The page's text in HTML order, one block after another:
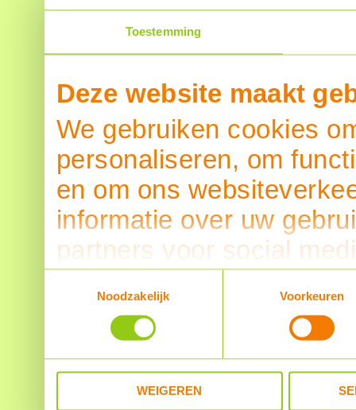
Toestemming
Deze website maakt
We gebruiken cookies
personaliseren, om
en om ons
informatie over uw
partners voor social
informatie die u aan ze
verzameld op basis
Noodzakelijk
Voorkeuren
WEIGEREN